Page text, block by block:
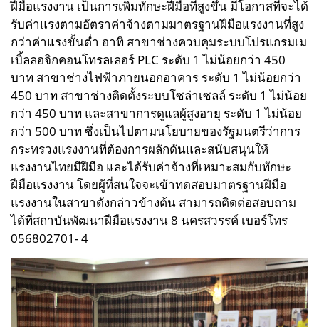
ฝีมือแรงงาน เป็นการเพิ่มทักษะฝีมือที่สูงขึ้น มีโอกาสที่จะได้
รับค่าแรงตามอัตราค่าจ้างตามมาตรฐานฝีมือแรงงานที่สูง
กว่าค่าแรงขั้นต่ำ อาทิ สาขาช่างควบคุมระบบโปรแกรมเม
เบิ้ลลอจิกคอนโทรลเลอร์ PLC ระดับ 1 ไม่น้อยกว่า 450
บาท สาขาช่างไฟฟ้าภายนอกอาคาร ระดับ 1 ไม่น้อยกว่า
450 บาท สาขาช่างติดตั้งระบบโซล่าเซลล์ ระดับ 1 ไม่น้อย
กว่า 450 บาท และสาขาการดูแลผู้สูงอายุ ระดับ 1 ไม่น้อย
กว่า 500 บาท ซึ่งเป็นไปตามนโยบายของรัฐมนตรีว่าการ
กระทรวงแรงงานที่ต้องการผลักดันและสนับสนุนให้
แรงงานไทยมีฝีมือ และได้รับค่าจ้างที่เหมาะสมกับทักษะ
ฝีมือแรงงาน โดยผู้ที่สนใจจะเข้าทดสอบมาตรฐานฝีมือ
แรงงานในสาขาดังกล่าวข้างต้น สามารถติดต่อสอบถาม
ได้ที่สถาบันพัฒนาฝีมือแรงงาน 8 นครสวรรค์ เบอร์โทร
056802701- 4